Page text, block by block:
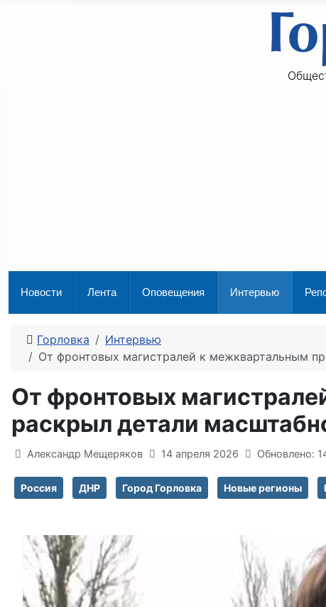
Новости Лента Оповещения Интервью
Горловка
Интервью
От фронтовых магистралей к межквартальным
От фронтовых
раскрыл детали
Информация о материале
Александр Мещеряков 14 апреля 2026 Обновлено:
Россия ДНР Город Горловка Новые регионы